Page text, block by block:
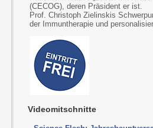
(CECOG), deren Präsident er ist.
Prof. Christoph Zielinskis
der Immuntherapie und
Videomitschnitte